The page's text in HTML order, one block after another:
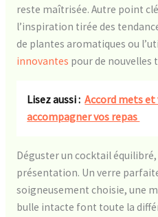
reste maîtrisée. Autre point
l’inspiration tirée des
de plantes aromatiques ou
innovantes pour de nouvelles
Lisez aussi : Accord mets et
accompagner vos repas
Déguster un cocktail équilibré,
présentation. Un verre
soigneusement choisie, une
bulle intacte font toute la